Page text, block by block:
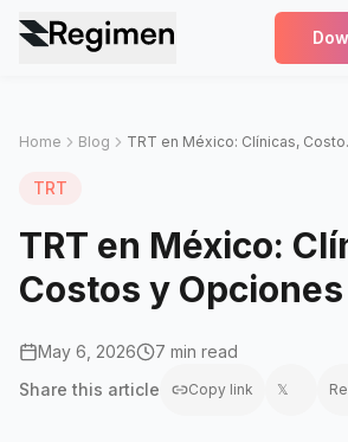
Home Blog TRT
TRT
TRT en México:
Costos y
May 6, 2026
7 min read
Share this article Copy link 𝕏